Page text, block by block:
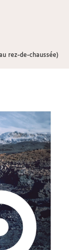
rez-de-chaussée)